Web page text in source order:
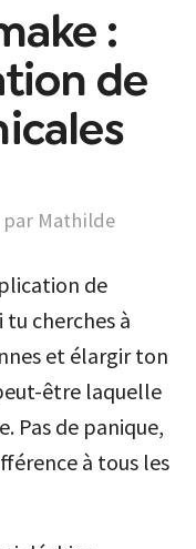
:
de
par Mathilde
de
tu cherches à
et élargir ton
être laquelle
Pas de panique,
à tous les